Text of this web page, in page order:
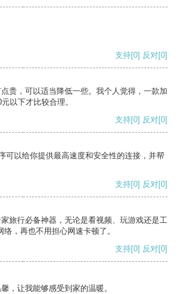
支持[0] 反对[0]
贵，可以适当降低一些。我个人觉得，一款加
以下才比较合理。
支持[0] 反对[0]
可以给你提供最高速度和安全性的连接，并帮
支持[0] 反对[0]
旅行必备神器，无论是看视频、玩游戏还是工
，再也不用担心网速卡顿了。
支持[0] 反对[0]
，让我能够感受到家的温暖。